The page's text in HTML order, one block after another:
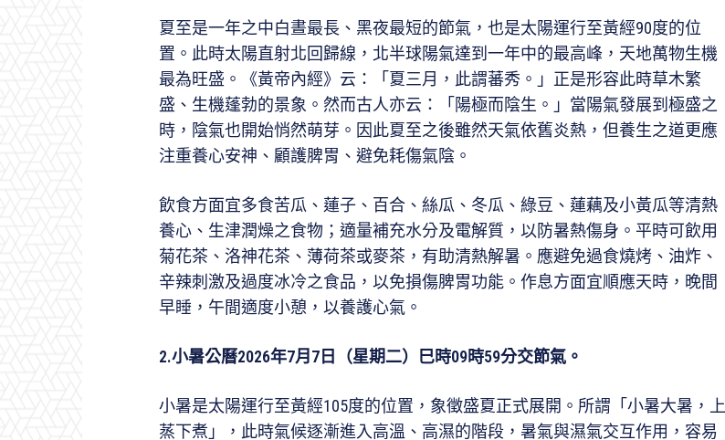
夏至是一年之中白晝最長、黑夜最短的節氣，也是太陽運行至黃經90度的位
置。此時太陽直射北回歸線，北半球陽氣達到一年中的最高峰，天地萬物生機
最為旺盛。《黃帝內經》云：「夏三月，此謂蕃秀。」正是形容此時草木繁
盛、生機蓬勃的景象。然而古人亦云：「陽極而陰生。」當陽氣發展到極盛之
時，陰氣也開始悄然萌芽。因此夏至之後雖然天氣依舊炎熱，但養生之道更應
注重養心安神、顧護脾胃、避免耗傷氣陰。
飲食方面宜多食苦瓜、蓮子、百合、絲瓜、冬瓜、綠豆、蓮藕及小黃瓜等清熱
養心、生津潤燥之食物；適量補充水分及電解質，以防暑熱傷身。平時可飲用
菊花茶、洛神花茶、薄荷茶或麥茶，有助清熱解暑。應避免過食燒烤、油炸、
辛辣刺激及過度冰冷之食品，以免損傷脾胃功能。作息方面宜順應天時，晚間
早睡，午間適度小憩，以養護心氣。
2.小暑公曆2026年7月 7 日（星期二）巳時09時59分交節氣。
小暑是太陽運行至黃經105度的位置，象徵盛夏正式展開。所謂「小暑大暑，上
蒸下煮」，此時氣候逐漸進入高溫、高濕的階段，暑氣與濕氣交互作用，容易